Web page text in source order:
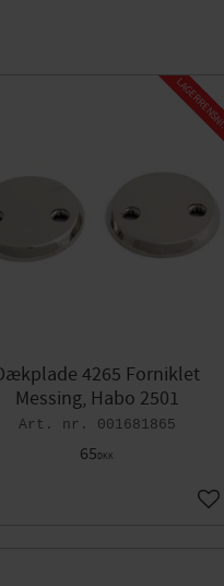
4265 Forniklet
Messing, Habo 2501
001681865
65DKK